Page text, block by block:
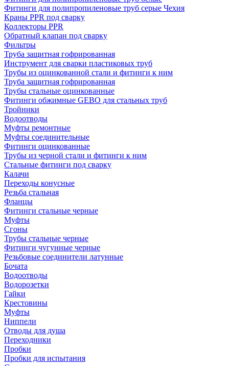
Фитинги для полипропиленовые труб серые Чехия
Краны PPR под сварку
Коллекторы PPR
Обратный клапан под сварку
Фильтры
Труба защитная гофрированная
Инструмент для сварки пластиковых труб
Трубы из оцинкованной стали и фитинги к ним
Труба защитная гофрированная
Трубы стальные оцинкованные
Фитинги обжимные GEBO для стальных труб
Тройники
Водоотводы
Муфты ремонтные
Муфты соединительные
Фитинги оцинкованные
Трубы из черной стали и фитинги к ним
Стальные фитинги под сварку
Калачи
Переходы конусные
Резьба стальная
Фланцы
Фитинги стальные черные
Муфты
Сгоны
Трубы стальные черные
Фитинги чугунные черные
Резьбовые соединители латунные
Бочата
Водоотводы
Водорозетки
Гайки
Крестовины
Муфты
Ниппели
Отводы для душа
Переходники
Пробки
Пробки для испытания